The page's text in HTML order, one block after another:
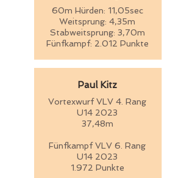
60m Hürden: 11,05sec
Weitsprung: 4,35m
Stabweitsprung: 3,70m
Fünfkampf: 2.012 Punkte
Paul Kitz
Vortexwurf VLV 4. Rang
U14 2023
37,48m
Fünfkampf VLV 6. Rang
U14 2023
1.972 Punkte